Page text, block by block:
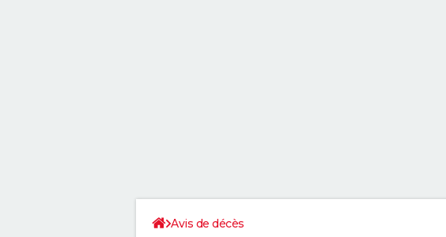
Avis de décès